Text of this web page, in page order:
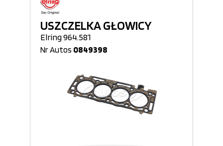
USZCZELKA GŁOWICY
Elring 964.581
Nr Autos 0849398